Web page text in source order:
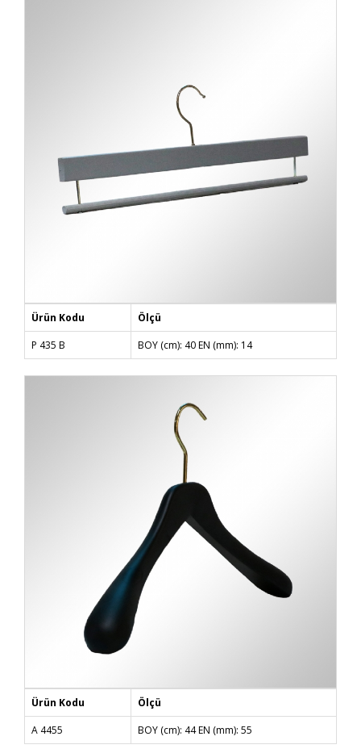
Ürün Kodu
Ölçü
P 435 B
BOY (cm): 40 EN (mm): 14
Ürün Kodu
Ölçü
A 4455
BOY (cm): 44 EN (mm): 55